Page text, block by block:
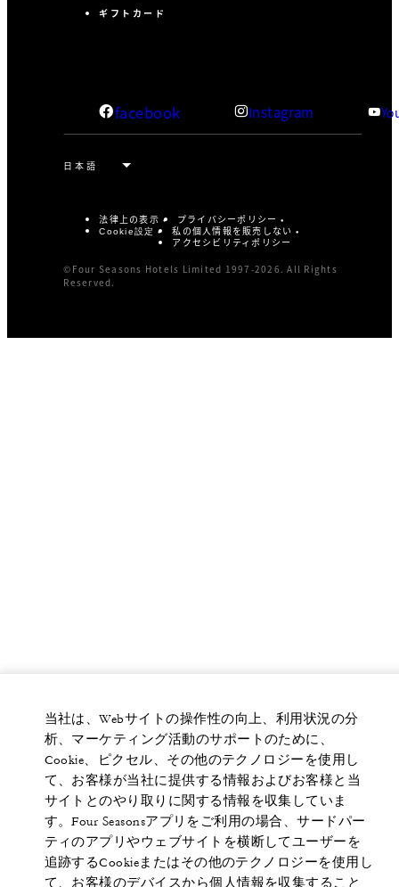
ギフトカード
facebook Instagram
法律上の表示 プライバシーポリシー
Cookie設定
私の個人情報を販売しない
アクセシビリティポリシー
©Four Seasons Hotels Limited 1997-2026. All Rights
Reserved.
当社は、Webサイトの操作性の向上、利用状況の分
析、マーケティング活動のサポートのために、
Cookie、ピクセル、その他のテクノロジーを使用し
て、お客様が当社に提供する情報およびお客様と当
サイトとのやり取りに関する情報を収集していま
す。Four Seasonsアプリをご利用の場合、サードパー
ティのアプリやウェブサイトを横断してユーザーを
追跡するCookieまたはその他のテクノロジーを使用し
て、お客様のデバイスから個人情報を収集すること